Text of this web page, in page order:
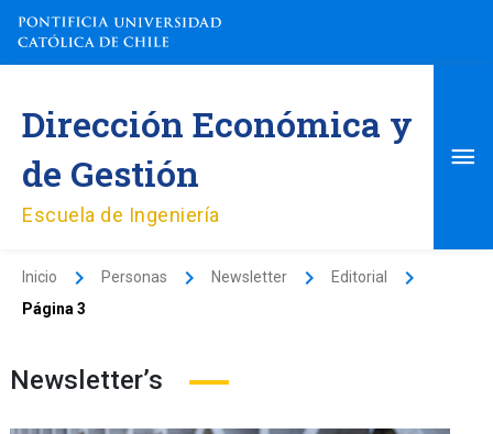
contenido
Dirección Económica y
de Gestión
Escuela de Ingeniería
Inicio Personas Newsletter
Editorial
Página 3
Newsletter’s